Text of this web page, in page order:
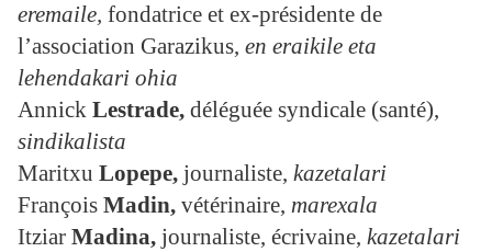
eremaile, fondatrice et ex-présidente de
l’association Garazikus, en eraikile eta
lehendakari ohia
Annick Lestrade, déléguée syndicale (santé),
sindikalista
Maritxu Lopepe, journaliste, kazetalari
François Madin, vétérinaire, marexala
Itziar Madina, journaliste, écrivaine, kazetalari